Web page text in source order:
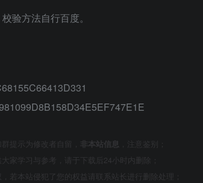
验方法自行百度。
提示为修改者自留， 非本站信息 ，注意鉴别；
家学习与参考，请于下载后24小时内删除；
若本站侵犯了您的权益请联系站长进行删除处理；